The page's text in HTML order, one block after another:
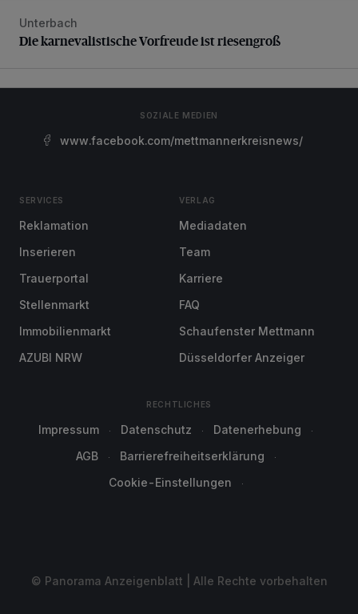
Die karnevalistische Vorfreude ist riesengroß
Unterbach
Die karnevalistische Vorfreude ist riesengroß
SOZIALE MEDIEN
www.facebook.com/mettmannerkreisnews/
SERVICES
Reklamation
Inserieren
Trauerportal
Stellenmarkt
Immobilienmarkt
AZUBI NRW
VERLAG
Mediadaten
Team
Karriere
FAQ
Schaufenster Mettmann
Düsseldorfer Anzeiger
RECHTLICHES
Impressum Datenschutz
Datenerhebung
AGB
Barrierefreiheitserklärung
Cookie-Einstellungen
© Panorama Anzeigenblatt | Alle Rechte vorbehalten